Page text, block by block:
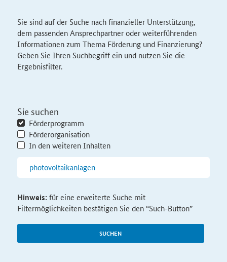
Sie sind auf der Suche nach finanzieller Unterstützung,
dem passenden Ansprechpartner oder weiterführenden
Informationen zum Thema Förderung und Finanzierung?
Geben Sie Ihren Suchbegriff ein und nutzen Sie die
Ergebnisfilter.
Sie suchen
Förderprogramm
Förderorganisation
In den weiteren Inhalten
SUCHEN
Hinweis:für eine erweiterte Suche mit
Filtermöglichkeiten bestätigen Sie den “Such-Button”